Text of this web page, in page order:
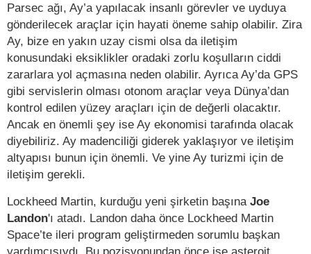
Parsec ağı, Ay’a yapılacak insanlı görevler ve uyduya
gönderilecek araçlar için hayati öneme sahip olabilir. Zira
Ay, bize en yakın uzay cismi olsa da iletişim
konusundaki eksiklikler oradaki zorlu koşulların ciddi
zararlara yol açmasına neden olabilir. Ayrıca Ay’da GPS
gibi servislerin olması otonom araçlar veya Dünya’dan
kontrol edilen yüzey araçları için de değerli olacaktır.
Ancak en önemli şey ise Ay ekonomisi tarafında olacak
diyebiliriz. Ay madenciliği giderek yaklaşıyor ve iletişim
altyapısı bunun için önemli. Ve yine Ay turizmi için de
iletişim gerekli.
Lockheed Martin, kurduğu yeni şirketin başına Joe
Landon'ı atadı. Landon daha önce Lockheed Martin
Space’te ileri program geliştirmeden sorumlu başkan